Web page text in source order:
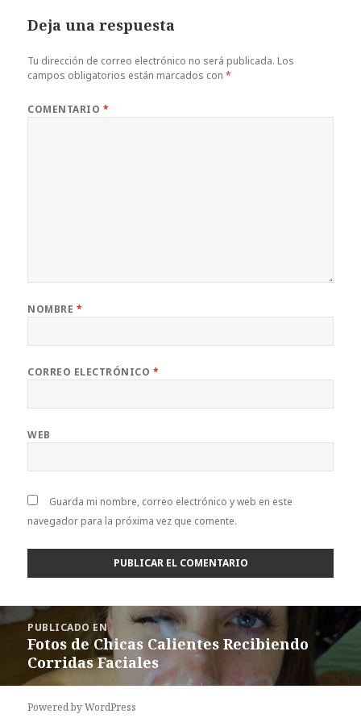
Deja una respuesta
Tu dirección de correo electrónico no será publicada. Los
campos obligatorios están marcados con*
COMENTARIO *
NOMBRE *
CORREO ELECTRÓNICO *
WEB
Guarda mi nombre, correo electrónico y web en este
navegador para la próxima vez que comente.
Navegación
entradas
PUBLICADO EN
Fotos de Chicas Calientes Recibiendo
Corridas Faciales
Powered by WordPress